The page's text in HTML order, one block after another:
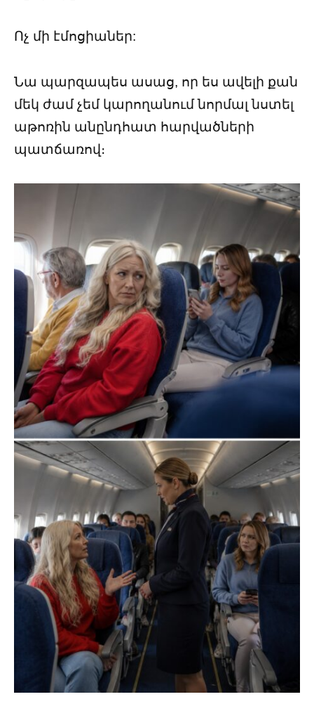
Ոչ մի էմոցիաներ:
Նա պարզապես ասաց, որ ես ավելի քան
մեկ ժամ չեմ կարողանում նորմալ նստել
աթոռին անընդհատ հարվածների
պատճառով։